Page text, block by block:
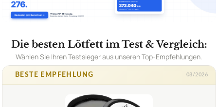
Die besten Lötfett im Test & Vergleich:
Wählen Sie Ihren Testsieger aus unseren Top-Empfehlungen.
BESTE EMPFEHLUNG 08/2026